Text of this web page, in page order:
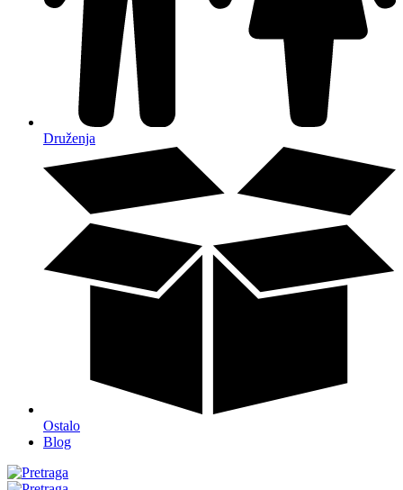
Druženja
Ostalo
Blog